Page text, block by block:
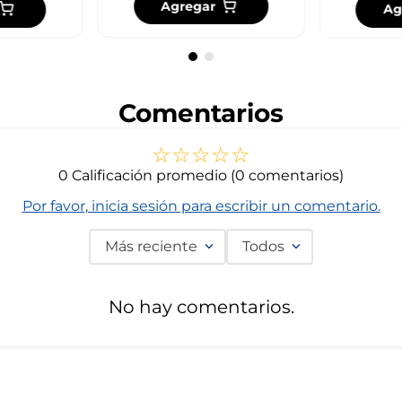
Agregar
Comentarios
☆☆☆☆☆
0 Calificación promedio (0 comentarios)
Por favor, inicia sesión para escribir un comentario.
Más reciente Todos
No hay comentarios.